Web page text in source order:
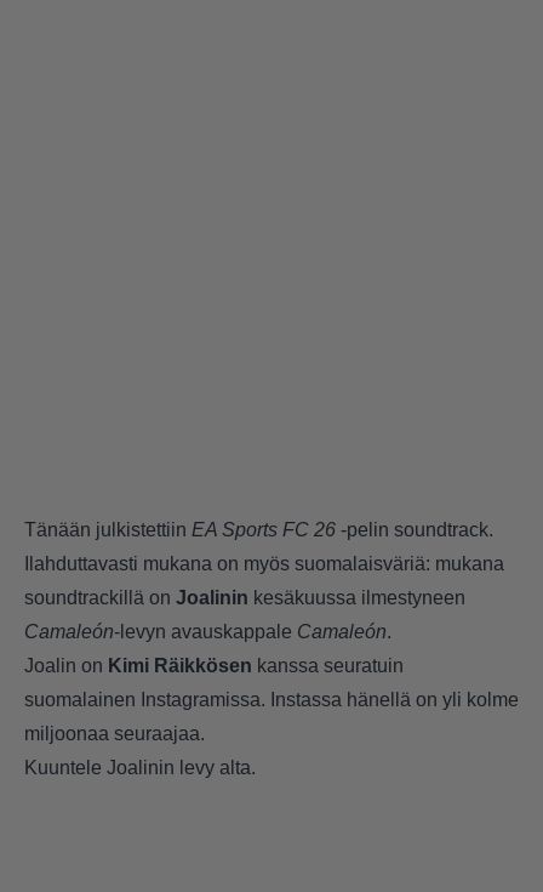
Tänään julkistettiin EA Sports FC 26 -pelin soundtrack.
Ilahduttavasti mukana on myös suomalaisväriä: mukana
soundtrackillä on Joalinin kesäkuussa ilmestyneen
Camaleón-levyn avauskappale Camaleón.
Joalin on Kimi Räikkösen kanssa seuratuin
suomalainen Instagramissa. Instassa hänellä on yli kolme
miljoonaa seuraajaa.
Kuuntele Joalinin levy alta.